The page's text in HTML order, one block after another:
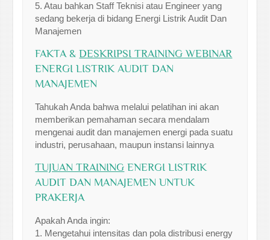
5. Atau bahkan Staff Teknisi atau Engineer yang
sedang bekerja di bidang Energi Listrik Audit Dan
Manajemen
FAKTA &DESKRIPSI TRAINING WEBINAR
ENERGI LISTRIK AUDIT DAN
MANAJEMEN
Tahukah Anda bahwa melalui pelatihan ini akan
memberikan pemahaman secara mendalam
mengenai audit dan manajemen energi pada suatu
industri, perusahaan, maupun instansi lainnya
TUJUAN TRAINING ENERGI LISTRIK
AUDIT DAN MANAJEMEN UNTUK
PRAKERJA
Apakah Anda ingin:
1. Mengetahui intensitas dan pola distribusi energy